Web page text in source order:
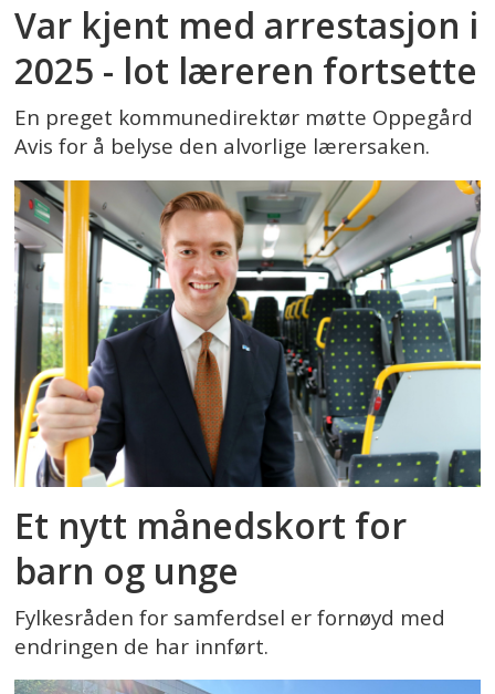
Var kjent med arrestasjon i
2025 - lot læreren fortsette
En preget kommunedirektør møtte Oppegård
Avis for å belyse den alvorlige lærersaken.
Et nytt månedskort for
barn og unge
Fylkesråden for samferdsel er fornøyd med
endringen de har innført.